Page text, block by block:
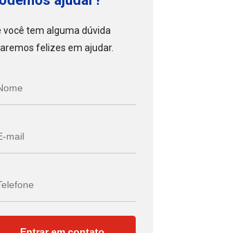
você tem alguma dúvida
felizes em ajudar.